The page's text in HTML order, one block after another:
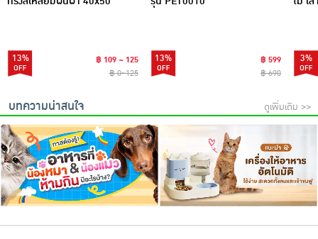
13%
฿ 109 ~ 125
฿ 0~125
13%
฿ 599
฿ 690
3%
บทความน่าสนใจ ดูเพิ่มเติม >>